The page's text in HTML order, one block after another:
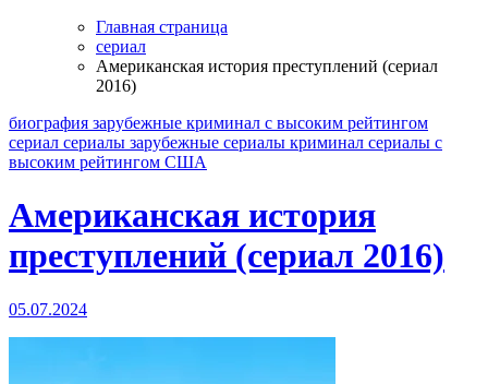
Главная страница
сериал
Американская история преступлений (сериал
2016)
биография зарубежные криминал с высоким рейтингом
сериал сериалы зарубежные сериалы криминал сериалы с
высоким рейтингом США
Американская история
преступлений (сериал 2016)
05.07.2024